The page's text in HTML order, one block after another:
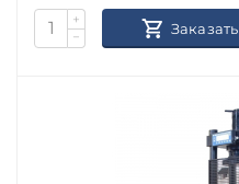
+
−
Заказать